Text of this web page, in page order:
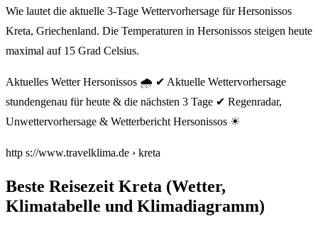
Wie lautet die aktuelle 3-Tage Wettervorhersage für Hersonissos
Kreta, Griechenland. Die Temperaturen in Hersonissos steigen heute
maximal auf 15 Grad Celsius.
Aktuelles Wetter Hersonissos 🌧️ ✔ Aktuelle Wettervorhersage
stundengenau für heute & die nächsten 3 Tage ✔ Regenradar,
Unwettervorhersage & Wetterbericht Hersonissos ☀
http s://www.travelklima.de › kreta
Beste Reisezeit Kreta (Wetter,
Klimatabelle und Klimadiagramm)